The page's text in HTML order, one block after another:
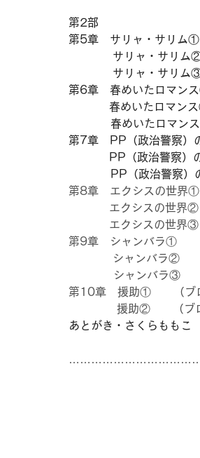
第2部
第5章　サリャ・サリム①
サリャ・サリム
サリャ・サリム
第6章　春めいたロマン
春めいたロマン
春めいた
第7章　PP（政治警察）
PP（政治警察）の
PP（
第8章　エクシスの世界①
エクシスの世界②
エクシスの世界③　
第9章　シャンバラ①　　
シャンバラ②　　（
シャンバラ③　　（
第10章　援助①　　（ブ
援助②　　（ブロ
あとがき・さくらももこ